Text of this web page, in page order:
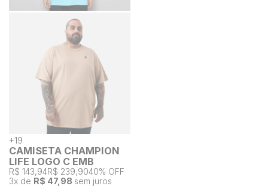
+19
CAMISETA CHAMPION
LIFE LOGO C EMB
R$ 143,94R$ 239,9040% OFF
3x de R$ 47,98 sem juros